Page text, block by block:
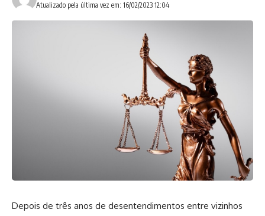
Atualizado pela última vez em: 16/02/2023 12:04
Depois de três anos de desentendimentos entre vizinhos